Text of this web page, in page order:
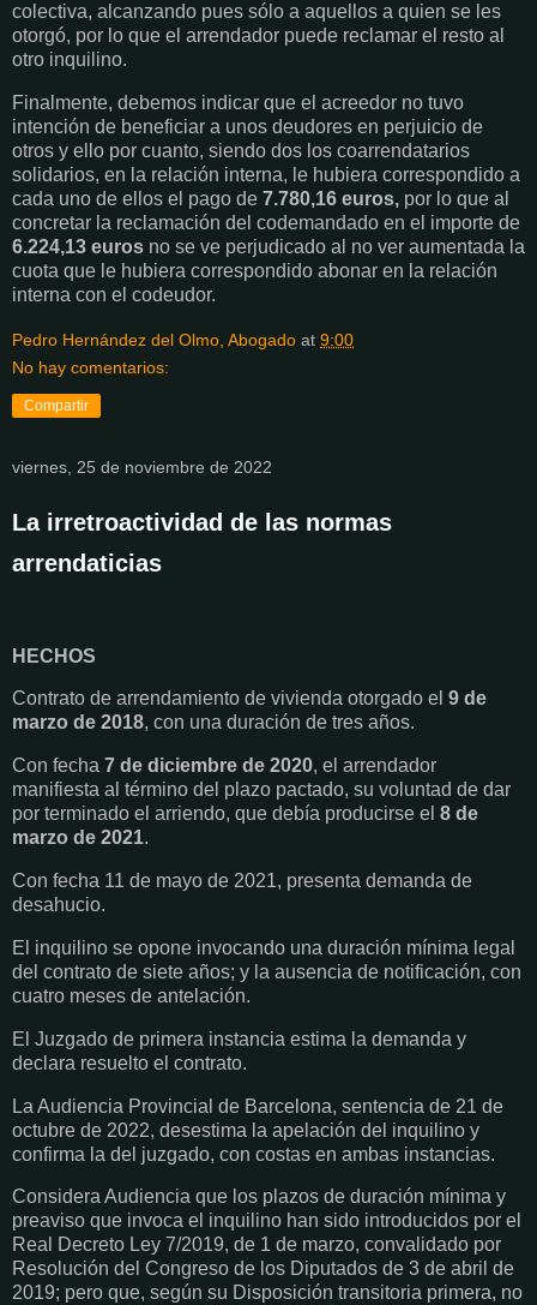
colectiva, alcanzando pues sólo a aquellos a quien se les
otorgó, por lo que el arrendador puede reclamar el resto al
otro inquilino.
Finalmente, debemos indicar que el acreedor no tuvo
intención de beneficiar a unos deudores en perjuicio de
otros y ello por cuanto, siendo dos los coarrendatarios
solidarios, en la relación interna, le hubiera correspondido a
cada uno de ellos el pago de 7.780,16 euros, por lo que al
concretar la reclamación del codemandado en el importe de
6.224,13 euros no se ve perjudicado al no ver aumentada la
cuota que le hubiera correspondido abonar en la relación
interna con el codeudor.
Pedro Hernández del Olmo, Abogado at 9:00
No hay comentarios:
Compartir
viernes, 25 de noviembre de 2022
La irretroactividad de las normas
arrendaticias
HECHOS
Contrato de arrendamiento de vivienda otorgado el 9 de
marzo de 2018, con una duración de tres años.
Con fecha 7 de diciembre de 2020, el arrendador
manifiesta al término del plazo pactado, su voluntad de dar
por terminado el arriendo, que debía producirse el 8 de
marzo de 2021.
Con fecha 11 de mayo de 2021, presenta demanda de
desahucio.
El inquilino se opone invocando una duración mínima legal
del contrato de siete años; y la ausencia de notificación, con
cuatro meses de antelación.
El Juzgado de primera instancia estima la demanda y
declara resuelto el contrato.
La Audiencia Provincial de Barcelona, sentencia de 21 de
octubre de 2022, desestima la apelación del inquilino y
confirma la del juzgado, con costas en ambas instancias.
Considera Audiencia que los plazos de duración mínima y
preaviso que invoca el inquilino han sido introducidos por el
Real Decreto Ley 7/2019, de 1 de marzo, convalidado por
Resolución del Congreso de los Diputados de 3 de abril de
2019; pero que, según su Disposición transitoria primera, no